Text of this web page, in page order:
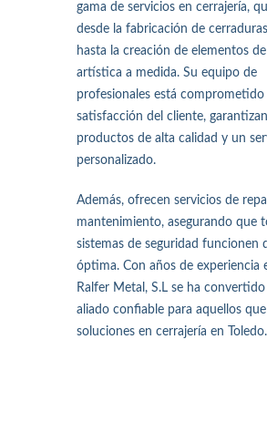
gama de servicios en cerrajería,
desde la fabricación de
hasta la creación de elementos
artística a medida. Su equipo de
profesionales está comprometido
satisfacción del cliente,
productos de alta calidad y un
personalizado.
Además, ofrecen servicios de
mantenimiento, asegurando que
sistemas de seguridad funcionen
óptima. Con años de experiencia
Ralfer Metal, S.L se ha
aliado confiable para aquellos
soluciones en cerrajería en Toledo.